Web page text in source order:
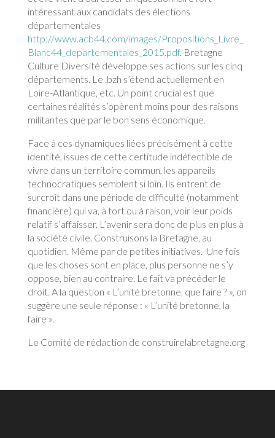
intéressant aux candidats des élections
départementales
http://www.acb44.com/images/Propositions_Livre_
Blanc44_departementales_2015.pdf. Bretagne
Culture Diversité développe ses actions sur les cinq
départements. Le .bzh s’étend actuellement en
Loire-Atlantique, etc. Un point crucial est que
certaines réalités s’opèrent moins pour des raisons
militantes que par le bon sens économique.
Face à ces dynamiques liées précisément à cette
identité, issues de cette certitude indéfectible de
vivre dans un territoire commun, les appareils
technocratiques semblent si loin. Ils entrent de
surcroît dans une période de difficulté (notamment
financière) qui va, à tort ou à raison, voir leur poids
relatif s’affaisser. L’avenir sera donc de plus en plus à
la société civile. Construisons la Bretagne, au
quotidien. Même par de petites initiatives. Une fois
que les choses sont en place, plus personne ne s’y
oppose, bien au contraire. Le fait va précéder le
droit. A la question « L’unité bretonne, que faire ? », on
suggère une seule réponse : « L’unité bretonne, la
faire ».
Le Comité de rédaction de construirelabretagne.org